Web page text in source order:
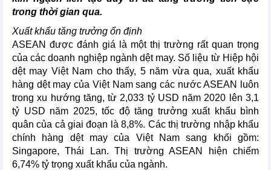
trong thời gian qua.
Xuất khẩu tăng trưởng ổn định
ASEAN được đánh giá là một thị trường rất quan trọng
của các doanh nghiệp ngành dệt may. Số liệu từ Hiệp hội
dệt may Việt Nam cho thấy, 5 năm vừa qua, xuất khẩu
hàng dệt may của Việt Nam sang các nước ASEAN luôn
trong xu hướng tăng, từ 2,033 tỷ USD năm 2020 lên 3,1
tỷ USD năm 2025, tốc độ tăng trưởng xuất khẩu bình
quân của cả giai đoạn là 8,8%. Các thị trường nhập khẩu
chính hàng dệt may của Việt Nam sang khối gồm:
Singapore, Thái Lan. Thị trường ASEAN hiện chiếm
6,74% tỷ trọng xuất khẩu của ngành.